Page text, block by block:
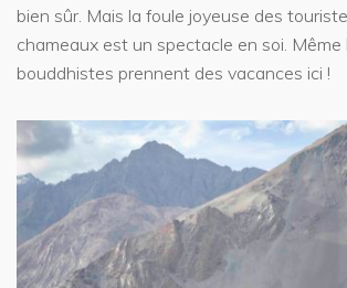
bien sûr. Mais la foule joyeuse des
chameaux est un spectacle en soi. Même
bouddhistes prennent des vacances ici !